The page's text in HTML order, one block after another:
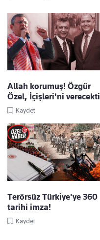
Allah korumuş! Özgür
Özel, İçişleri'ni verecekti
Kaydet
Terörsüz Türkiye'ye 360
tarihi imza!
Kaydet